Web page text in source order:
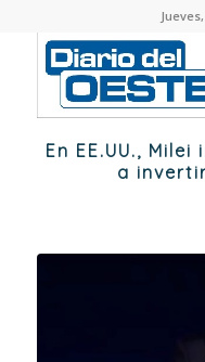
En EE.UU.,
a